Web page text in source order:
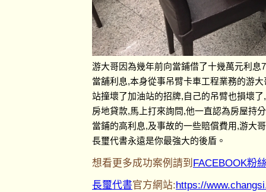
游大哥因為幾年前向當鋪借了十幾萬元利
當舖利息,本身從事吊臂卡車工程業務的游
站撞壞了加油站的招牌,自己的吊臂也損壞
房地貸款,馬上打來詢問,他一直認為房屋持
當鋪的高利息,及事故的一些賠償費用,游大
長璽代書永遠是你最強大的後盾。
想看更多成功案例請到 FACEBOOK粉
長璽代書官方網站:https://